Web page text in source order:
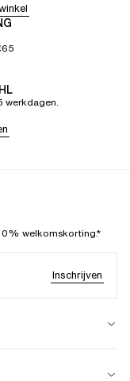
werkdagen.
welkomskorting.*
Inschrijven